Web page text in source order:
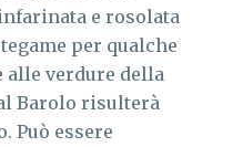
e rosolata
per qualche
alle verdure della
Barolo risulterà
Può essere